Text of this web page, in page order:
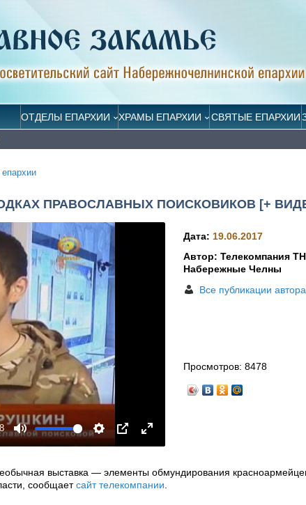
ОТДЕЛЫ ЕПАРХИИ ХРАМЫ ЕПАРХИИ СВЯТЫЕ ЕПАРХИИ
ПРАВОСЛАВНЫХ ПОИСКОВИКОВ [+
Mute Settings
Enter
Дата: 19.06.2017
Автор: Телекомпания
Набережные Челны
Все публикации автора
Просмотров:8478
выставка — элементы обмундирования
сообщаетсайт телекомпании.